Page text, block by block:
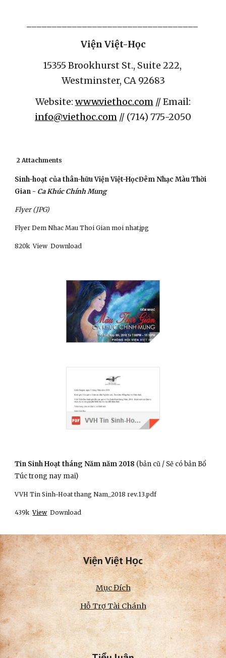
Viện Việt-Học
15355 Brookhurst St., Suite 222,
Westminster, CA 92683
Website: www.viethoc.com
info@viethoc.com // (714) 775-2050
2 Attachments
Sinh-hoạt của thân-hữu Viện Việt-HọcĐêm Nhạc Màu Thời
Gian - Ca Khúc Chính Mung
Flyer (JPG)
Flyer Dem Nhac Mau Thoi Gian moi nhat.jpg
820k View  Download
Tin Sinh Hoạt tháng Năm năm 2018 (bản cũ / Sẽ có bản Bổ
Túc trong nay mai)
VVH Tin Sinh-Hoat thang Nam_2018 rev.13.pdf
439k View
  Download
Viện Việt Học
Mục Đích
Hỗ Trợ Tài Chánh